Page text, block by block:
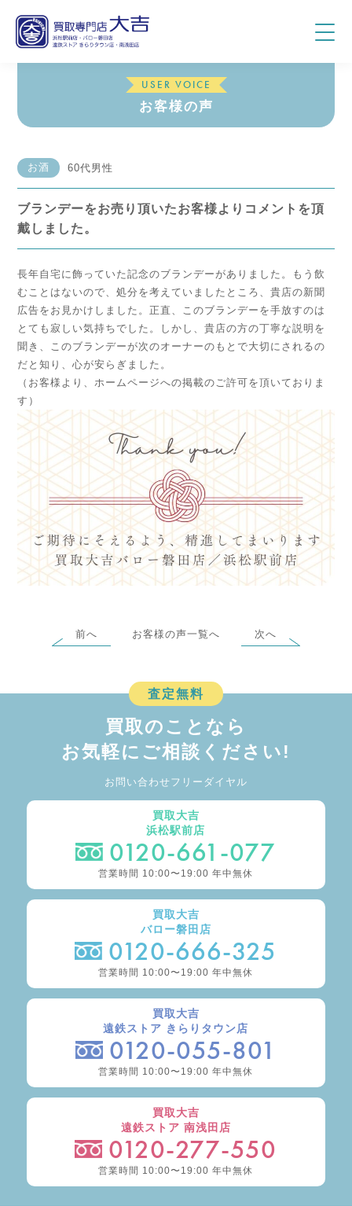
USER VOICE
お客様の声
お酒 60代男性
ブランデーをお売り頂いたお客様よりコメントを頂
戴しました。
長年自宅に飾っていた記念のブランデーがありました。もう飲
むことはないので、処分を考えていましたところ、貴店の新聞
広告をお見かけしました。正直、このブランデーを手放すのは
とても寂しい気持ちでした。しかし、貴店の方の丁寧な説明を
聞き、このブランデーが次のオーナーのもとで大切にされるの
だと知り、心が安らぎました。
（お客様より、ホームページへの掲載のご許可を頂いておりま
す）
前へ お客様の声一覧へ 次へ
査定無料
買取のことなら
お気軽にご相談ください!
お問い合わせフリーダイヤル
買取大吉
浜松駅前店
0120-661-077
営業時間 10:00〜19:00 年中無休
買取大吉
バロー磐田店
0120-666-325
営業時間 10:00〜19:00 年中無休
買取大吉
遠鉄ストア きらりタウン店
0120-055-801
営業時間 10:00〜19:00 年中無休
買取大吉
遠鉄ストア 南浅田店
0120-277-550
営業時間 10:00〜19:00 年中無休